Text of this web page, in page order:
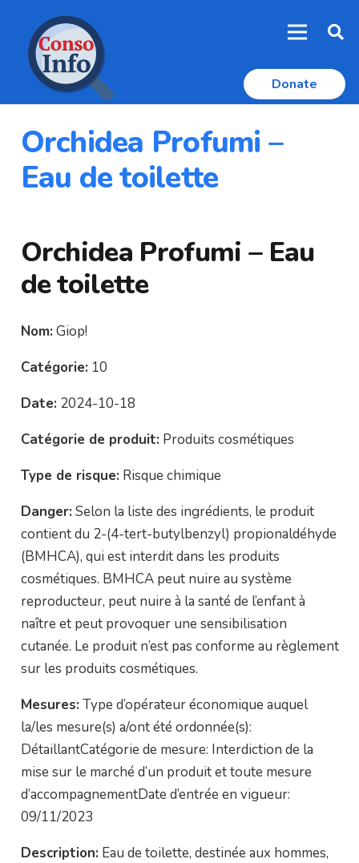
Donate
Orchidea Profumi –
Eau de toilette
Orchidea Profumi – Eau
de toilette
Nom: Giop!
Catégorie: 10
Date: 2024-10-18
Catégorie de produit: Produits cosmétiques
Type de risque: Risque chimique
Danger: Selon la liste des ingrédients, le produit
contient du 2-(4-tert-butylbenzyl) propionaldéhyde
(BMHCA), qui est interdit dans les produits
cosmétiques. BMHCA peut nuire au système
reproducteur, peut nuire à la santé de l’enfant à
naître et peut provoquer une sensibilisation
cutanée. Le produit n’est pas conforme au règlement
sur les produits cosmétiques.
Mesures: Type d’opérateur économique auquel
la/les mesure(s) a/ont été ordonnée(s):
DétaillantCatégorie de mesure: Interdiction de la
mise sur le marché d’un produit et toute mesure
d’accompagnementDate d’entrée en vigueur:
09/11/2023
Description: Eau de toilette, destinée aux hommes,